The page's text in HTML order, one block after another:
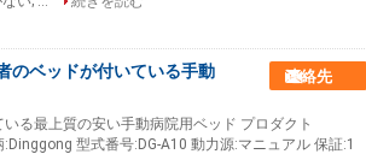
のベッドが付いている手動
連絡先
る最上質の安い手動病院用ベッド プロダクト
型式番号:DG-A10 動力源:マニュアル 保証:1